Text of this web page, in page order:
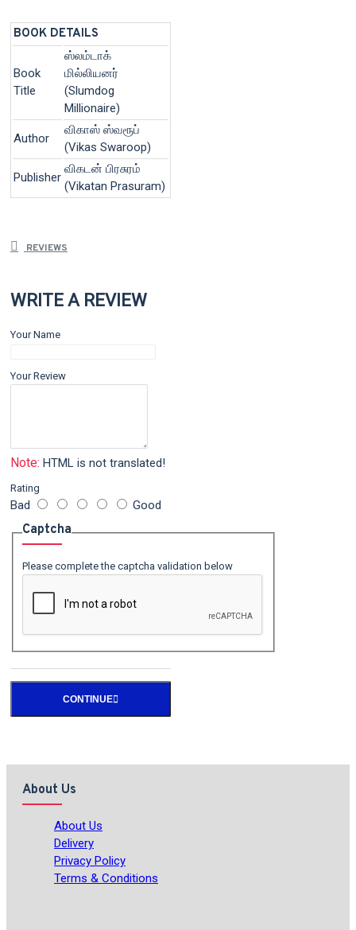
BOOK DETAILS
Book
Title
ஸ்லம்டாக்
மில்லியனர்
(Slumdog
Millionaire)
Author
விகாஸ் ஸ்வரூப்
(Vikas Swaroop)
Publisher
விகடன் பிரசுரம்
(Vikatan Prasuram)
REVIEWS
WRITE A REVIEW
Your Name
Your Review
Note: HTML is not translated!
Rating
Bad Good
Captcha
Please complete the captcha validation below
CONTINUE
About Us
About Us
Delivery
Privacy Policy
Terms & Conditions